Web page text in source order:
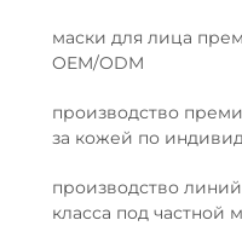
маски для лица
OEM/ODM
производство
за кожей по
производство
класса под частной